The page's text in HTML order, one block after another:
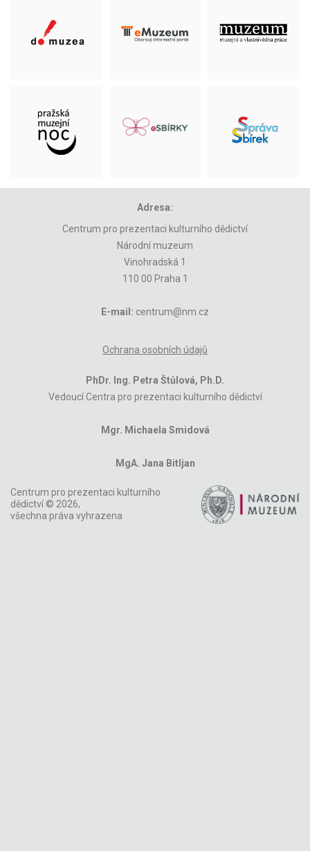
Adresa:
Centrum pro prezentaci kulturního dědictví
Národní muzeum
Vinohradská 1
110 00 Praha 1
E-mail: centrum@nm.cz
Ochrana osobních údajů
PhDr. Ing. Petra Štůlová, Ph.D.
Vedoucí Centra pro prezentaci kulturního dědictví
Mgr. Michaela Smidová
MgA. Jana Bitljan
Centrum pro prezentaci kulturního
dědictví © 2026,
všechna práva vyhrazena